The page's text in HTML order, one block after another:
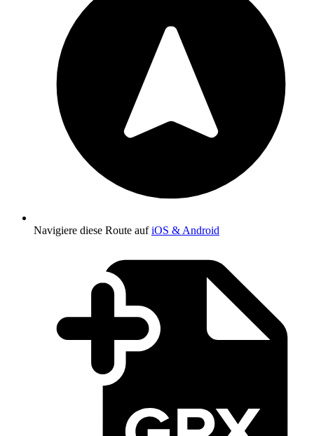
Navigiere diese Route aufiOS & Android